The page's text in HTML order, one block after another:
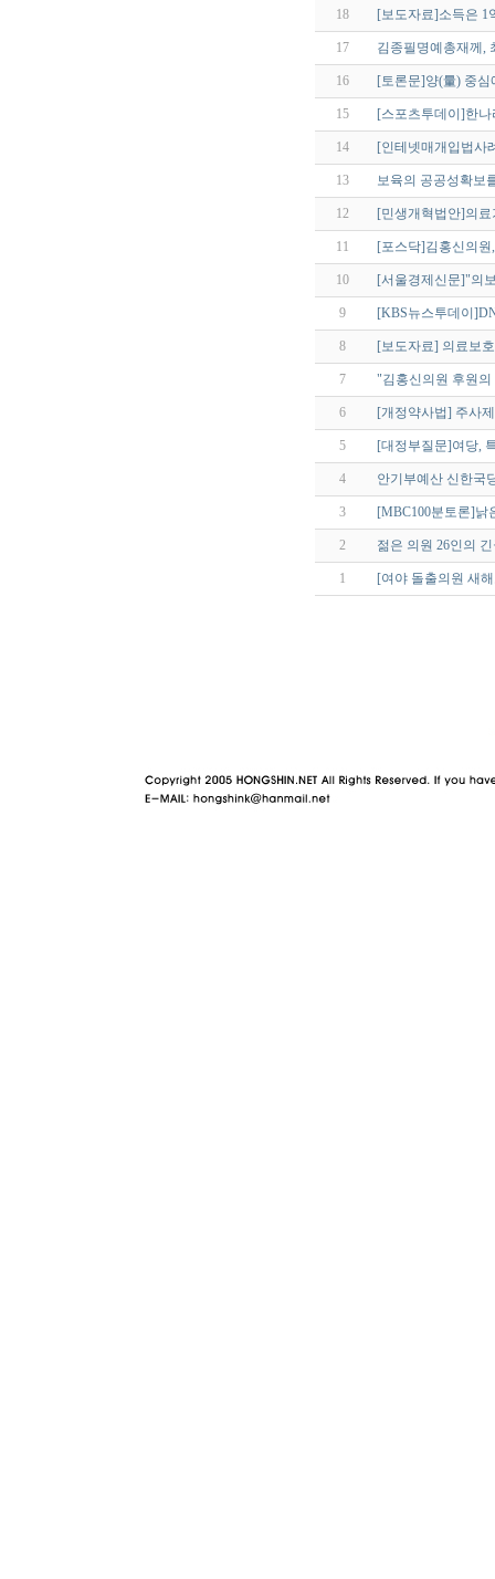
18 [보도자료]소득은 1
17 김종필명예총재께,
16 [토론문]양(量) 중
15 [스포츠투데이]한
14 [인테넷매개입법사
13 보육의 공공성확보
12 [민생개혁법안]의
11 [포스닥]김홍신의원
10 [서울경제신문]"의
9 [KBS뉴스투데이
8 [보도자료] 의료보
7 "김홍신의원 후원
6 [개정약사법] 주사
5 [대정부질문]여당,
4 안기부예산 신한국
3 [MBC100분토론]낡
2 젊은 의원 26인의
1 [여야 돌출의원 새